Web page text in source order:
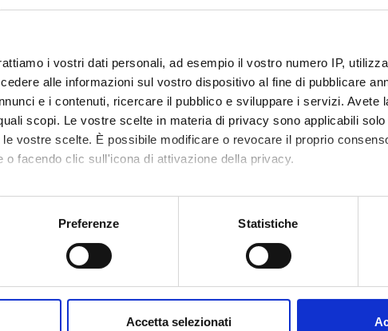
i vostri dati personali, ad esempio il vostro numero IP,
alle informazioni sul vostro dispositivo al fine di pubblicare
e i contenuti, ricercare il pubblico e sviluppare i servizi. Avete
scopi. Le vostre scelte in materia di privacy sono applicabili
vostre scelte. È possibile modificare o revocare il proprio
o facendo clic sull'icona di attivazione della privacy.
anche:
sulla tua posizione geografica, con un'approssimazione di qualche
in qualsiasi momento dalla Dichiarazione sui cookie.
Preferenze Statistiche
Accetta selezionati
AL PROGETTO